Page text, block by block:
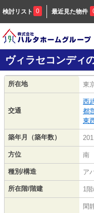
検討リスト 0 最近見た物件
ヴィラセコンディ
所在地 東
交通
西
都
東
築年月（築年数）
方位 南
種別/構造 ア
所在階/階建 1
閑